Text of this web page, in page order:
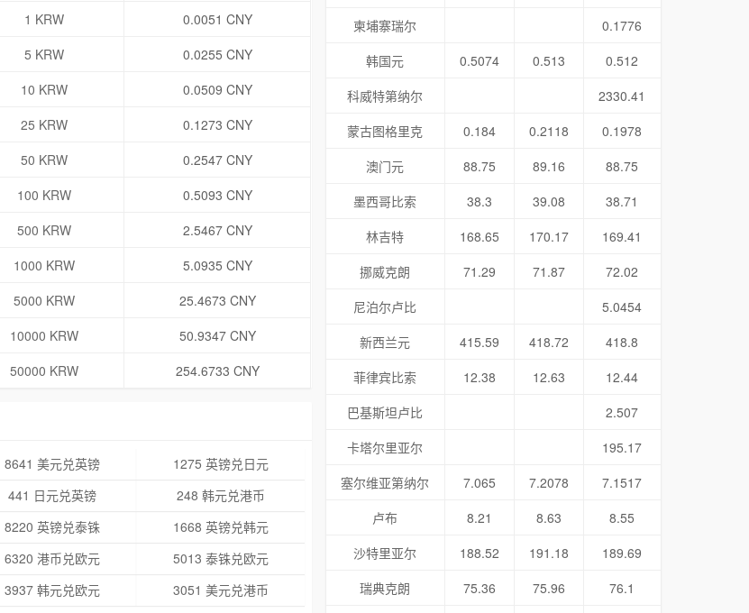
1 KRW
0.0051 CNY
5 KRW
0.0255 CNY
10 KRW
0.0509 CNY
25 KRW
0.1273 CNY
50 KRW
0.2547 CNY
100 KRW
0.5093 CNY
500 KRW
2.5467 CNY
1000 KRW
5.0935 CNY
5000 KRW
25.4673 CNY
10000 KRW
50.9347 CNY
50000 KRW 254.6733 CNY
8641 美元兑英镑
1275 英镑兑日元
441 日元兑英镑
248 韩元兑港币
8220 英镑兑泰铢
1668 英镑兑韩元
6320 港币兑欧元
5013 泰铢兑欧元
3937 韩元兑欧元 3051 美元兑港币
柬埔寨瑞尔
0.1776
韩国元
0.5074 0.513
0.512
科威特第纳尔
2330.41
蒙古图格里克
0.184 0.2118
0.1978
澳门元
88.75 89.16
88.75
墨西哥比索
38.3 39.08
38.71
林吉特
168.65 170.17
169.41
挪威克朗
71.29 71.87
72.02
尼泊尔卢比
5.0454
新西兰元
415.59 418.72
418.8
菲律宾比索
12.38 12.63
12.44
巴基斯坦卢比
2.507
卡塔尔里亚尔
195.17
塞尔维亚第纳尔
7.065 7.2078
7.1517
卢布
8.21 8.63
8.55
沙特里亚尔
188.52 191.18
189.69
瑞典克朗
75.36 75.96
76.1